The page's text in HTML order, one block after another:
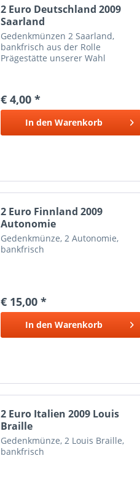
2 Euro Deutschland 2009
Saarland
Gedenkmünzen 2 Saarland,
bankfrisch aus der Rolle
Prägestätte unserer Wahl
€ 4,00 *
In den Warenkorb
2 Euro Finnland 2009
Autonomie
Gedenkmünze, 2 Autonomie,
bankfrisch
€ 15,00 *
In den Warenkorb
2 Euro Italien 2009 Louis
Braille
Gedenkmünze, 2 Louis Braille,
bankfrisch